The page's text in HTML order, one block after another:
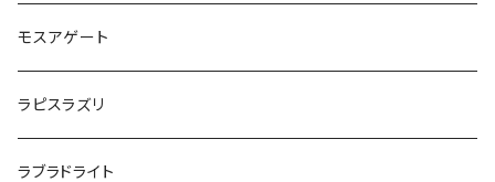
モスアゲート
ラピスラズリ
ラブラドライト